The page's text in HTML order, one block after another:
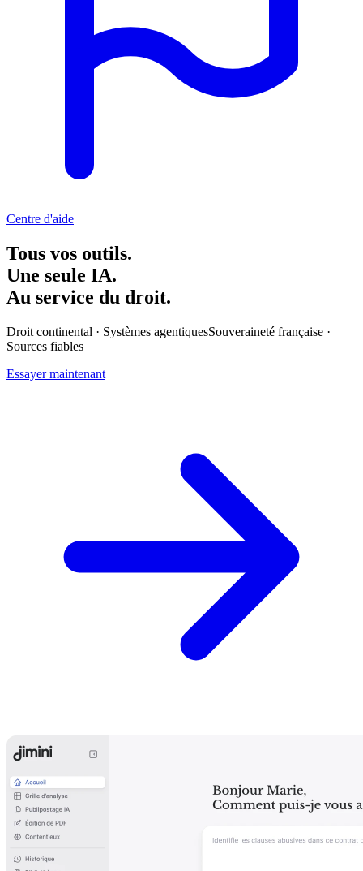
Centre d'aide
Tous vos outils.
Une seule IA.
Au service du droit.
Droit continental · Systèmes agentiquesSouveraineté française ·
Sources fiables
Essayer maintenant